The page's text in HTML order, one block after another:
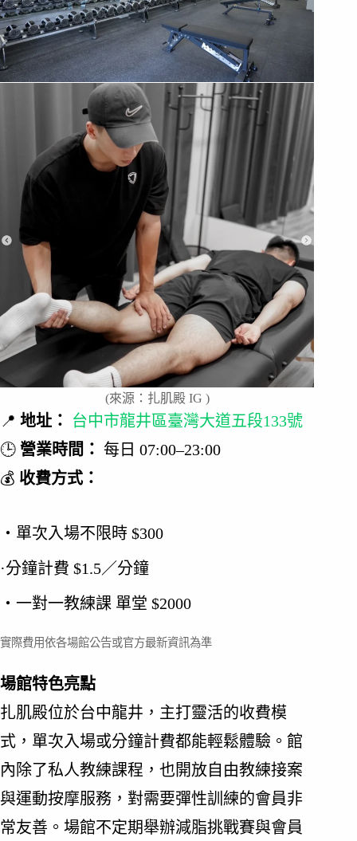
(來源：扎肌殿 IG )
📍 地址：
台中市龍井區臺灣大道五段133號
🕒 營業時間： 每日 07:00–23:00
💰 收費方式：
・單次入場不限時 $300
·分鐘計費 $1.5／分鐘
・一對一教練課 單堂 $2000
實際費用依各場館公告或官方最新資訊為準
場館特色亮點
扎肌殿位於台中龍井，主打靈活的收費模
式，單次入場或分鐘計費都能輕鬆體驗。館
內除了私人教練課程，也開放自由教練接案
與運動按摩服務，對需要彈性訓練的會員非
常友善。場館不定期舉辦減脂挑戰賽與會員